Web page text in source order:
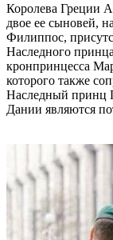
Королева Греции
двое ее сыновей,
Филиппос,
Наследного
кронпринцесса
которого также
Наследный принц
Дании являются